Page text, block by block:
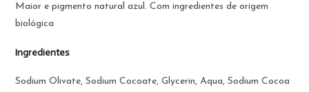
Maior e pigmento natural azul. Com ingredientes de origem
biológica
Ingredientes
Sodium Olivate, Sodium Cocoate, Glycerin, Aqua, Sodium Cocoa